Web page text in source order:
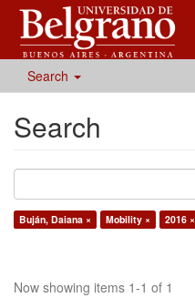
Search
Search
Buján, Daiana × Mobility × 2016 ×
Now showing items 1-1 of 1